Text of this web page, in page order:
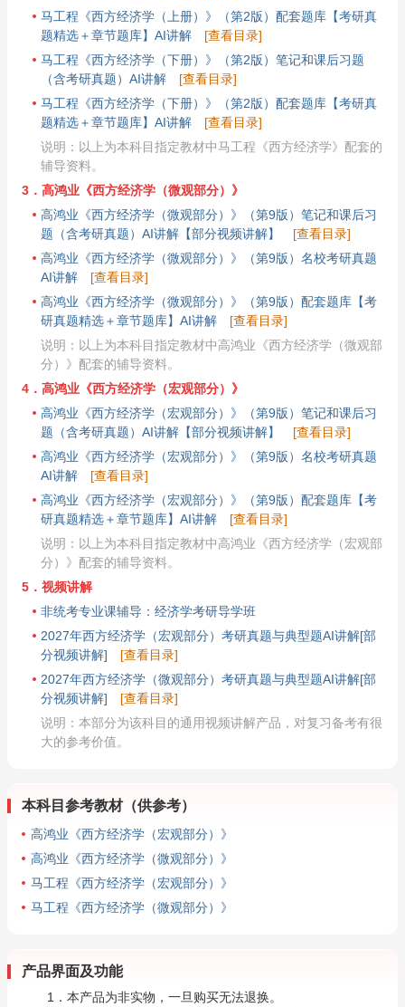
马工程《西方经济学（上册）》（第2版）配套题库【考研真
题精选＋章节题库】AI讲解
[查看目录]
马工程《西方经济学（下册）》（第2版）笔记和课后习题
（含考研真题）AI讲解
[查看目录]
马工程《西方经济学（下册）》（第2版）配套题库【考研真
题精选＋章节题库】AI讲解
[查看目录]
说明：以上为本科目指定教材中马工程《西方经济学》配套的
辅导资料。
3．高鸿业《西方经济学（微观部分）》
高鸿业《西方经济学（微观部分）》（第9版）笔记和课后习
题（含考研真题）AI讲解【部分视频讲解】
[查看目录]
高鸿业《西方经济学（微观部分）》（第9版）名校考研真题
AI讲解
[查看目录]
高鸿业《西方经济学（微观部分）》（第9版）配套题库【考
研真题精选＋章节题库】AI讲解
[查看目录]
说明：以上为本科目指定教材中高鸿业《西方经济学（微观部
分）》配套的辅导资料。
4．高鸿业《西方经济学（宏观部分）》
高鸿业《西方经济学（宏观部分）》（第9版）笔记和课后习
题（含考研真题）AI讲解【部分视频讲解】
[查看目录]
高鸿业《西方经济学（宏观部分）》（第9版）名校考研真题
AI讲解
[查看目录]
高鸿业《西方经济学（宏观部分）》（第9版）配套题库【考
研真题精选＋章节题库】AI讲解
[查看目录]
说明：以上为本科目指定教材中高鸿业《西方经济学（宏观部
分）》配套的辅导资料。
5．视频讲解
非统考专业课辅导：经济学考研导学班
2027年西方经济学（宏观部分）考研真题与典型题AI讲解[部
分视频讲解]
[查看目录]
2027年西方经济学（微观部分）考研真题与典型题AI讲解[部
分视频讲解]
[查看目录]
说明：本部分为该科目的通用视频讲解产品，对复习备考有很
大的参考价值。
本科目参考教材（供参考）
高鸿业《西方经济学（宏观部分）》
高鸿业《西方经济学（微观部分）》
马工程《西方经济学（宏观部分）》
马工程《西方经济学（微观部分）》
产品界面及功能
1．本产品为非实物，一旦购买无法退换。